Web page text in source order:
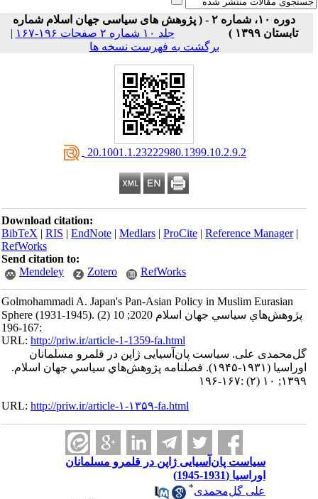
دوره ۱۰، شماره ۲ - ( پژوهش های سیاسی جهان اسلام شماره
تابستان ۱۳۹۹ )
جلد ۱۰ شماره ۲ صفحات ۱۹۶-۱۶۷
|
برگشت به فهرست نسخه ها
‎ 20.1001.1.23222980.1399.10.2.9.2
Download citation:
BibTeX|RIS|EndNote|Medlars|ProCite|Reference Manager
RefWorks
Send citation to:
Mendeley
Zotero RefWorks
Golmohammadi A. Japan's Pan-Asian Policy in Muslim Eurasian
Sphere (1931-1945). پژوهش‌هاي سياسي جهان اسلام 2020; 10 (2)
URL:http://priw.ir/article-1-1359-fa.html
گل‌محمدی علی. سیاست پان‌آسیایی ژاپن در قلمرو مسلمانان
اوراسیا (۱۹۳۱-۱۹۴۵). فصلنامه پژوهش‌هاي سياسي جهان اسلام.
۱۳۹۹; ۱۰ (۲) :۱۶۷-۱۹۶
URL:http://priw.ir/article-۱-۱۳۵۹-fa.html
سیاست پان‌آسیایی ژاپن در قلمرو مسلمانان
اوراسیا (1931-1945)
علی گل‌محمدی*